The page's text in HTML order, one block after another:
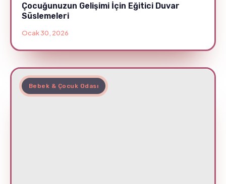
Çocuğunuzun Gelişimi İçin Eğitici Duvar
Süslemeleri
Ocak 30, 2026
Bebek & Çocuk Odası